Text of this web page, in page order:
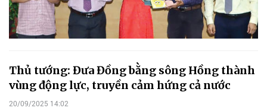
Thủ tướng: Đưa Đồng bằng sông Hồng thành
vùng động lực, truyền cảm hứng cả nước
20/09/2025 14:02